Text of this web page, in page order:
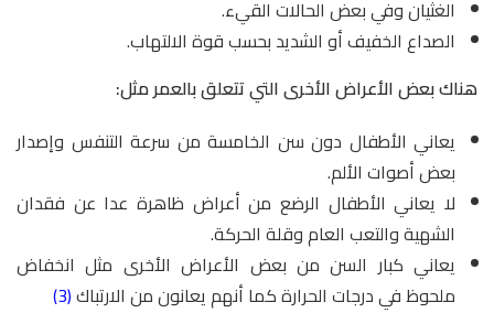
الغثيان وفي بعض الحالات القيء.
الصداع الخفيف أو الشديد بحسب قوة الالتهاب.
هناك بعض الأعراض الأخرى التي تتعلق بالعمر مثل:
يعاني الأطفال دون سن الخامسة من سرعة التنفس وإصدار
بعض أصوات الألم.
لا يعاني الأطفال الرضع من أعراض ظاهرة عدا عن فقدان
الشهية والتعب العام وقلة الحركة.
يعاني كبار السن من بعض الأعراض الأخرى مثل انخفاض
ملحوظ في درجات الحرارة كما أنهم يعانون من الارتباك(3)